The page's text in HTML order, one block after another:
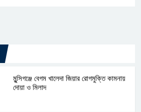
মুন্সিগঞ্জে বেগম খালেদা জিয়ার রোগমুক্তি কামনায়
দোয়া ও মিলাদ